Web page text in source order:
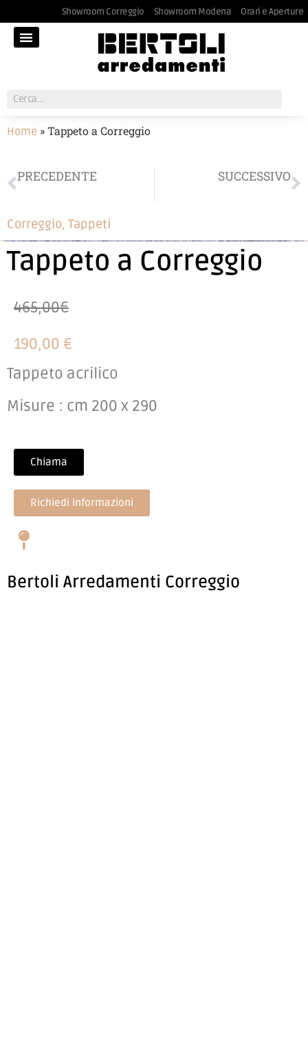
Showroom Correggio Showroom Modena Orari e Aperture
Home »Tappeto a Correggio
PRECEDENTE SUCCESSIVO
Correggio, Tappeti
Tappeto a Correggio
465,00€
190,00 €
Tappeto acrilico
Misure : cm 200 x 290
Chiama
Richiedi informazioni
Bertoli Arredamenti Correggio